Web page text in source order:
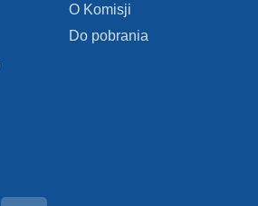
O Komisji
Do pobrania